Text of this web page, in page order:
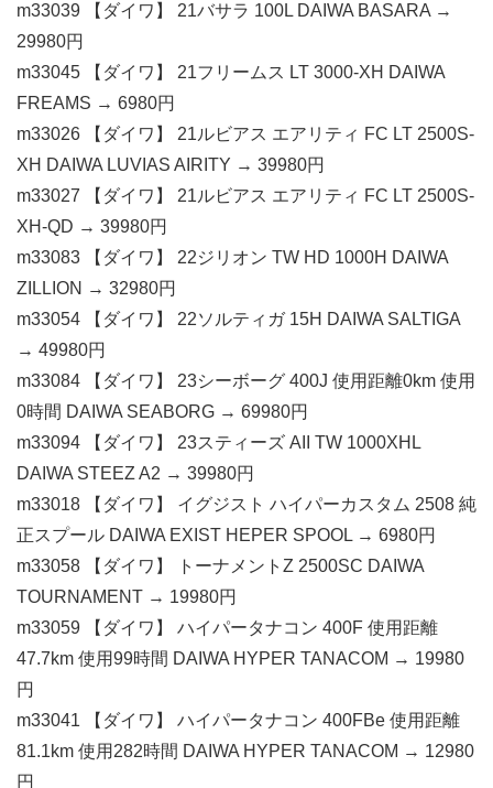
m33039 【ダイワ】 21バサラ 100L DAIWA BASARA →
29980円
m33045 【ダイワ】 21フリームス LT 3000-XH DAIWA
FREAMS → 6980円
m33026 【ダイワ】 21ルビアス エアリティ FC LT 2500S-
XH DAIWA LUVIAS AIRITY → 39980円
m33027 【ダイワ】 21ルビアス エアリティ FC LT 2500S-
XH-QD → 39980円
m33083 【ダイワ】 22ジリオン TW HD 1000H DAIWA
ZILLION → 32980円
m33054 【ダイワ】 22ソルティガ 15H DAIWA SALTIGA
→ 49980円
m33084 【ダイワ】 23シーボーグ 400J 使用距離0km 使用
0時間 DAIWA SEABORG → 69980円
m33094 【ダイワ】 23スティーズ AII TW 1000XHL
DAIWA STEEZ A2 → 39980円
m33018 【ダイワ】 イグジスト ハイパーカスタム 2508 純
正スプール DAIWA EXIST HEPER SPOOL → 6980円
m33058 【ダイワ】 トーナメントZ 2500SC DAIWA
TOURNAMENT → 19980円
m33059 【ダイワ】 ハイパータナコン 400F 使用距離
47.7km 使用99時間 DAIWA HYPER TANACOM → 19980
円
m33041 【ダイワ】 ハイパータナコン 400FBe 使用距離
81.1km 使用282時間 DAIWA HYPER TANACOM → 12980
円